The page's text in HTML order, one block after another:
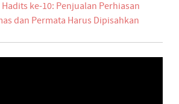
Hadits ke-10: Penjualan Perhiasan
dan Permata Harus Dipisahkan